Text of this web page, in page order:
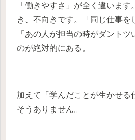
「働きやすさ」が全く違います
き、不向きです。「同じ仕事を
「あの人が担当の時がダントツ
のが絶対的にある。
加えて「学んだことが生かせる
そうありません。